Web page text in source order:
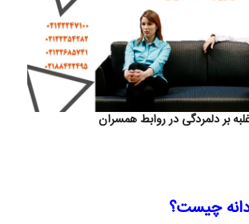
بر دلمردگی در روابط همسران
چیست؟